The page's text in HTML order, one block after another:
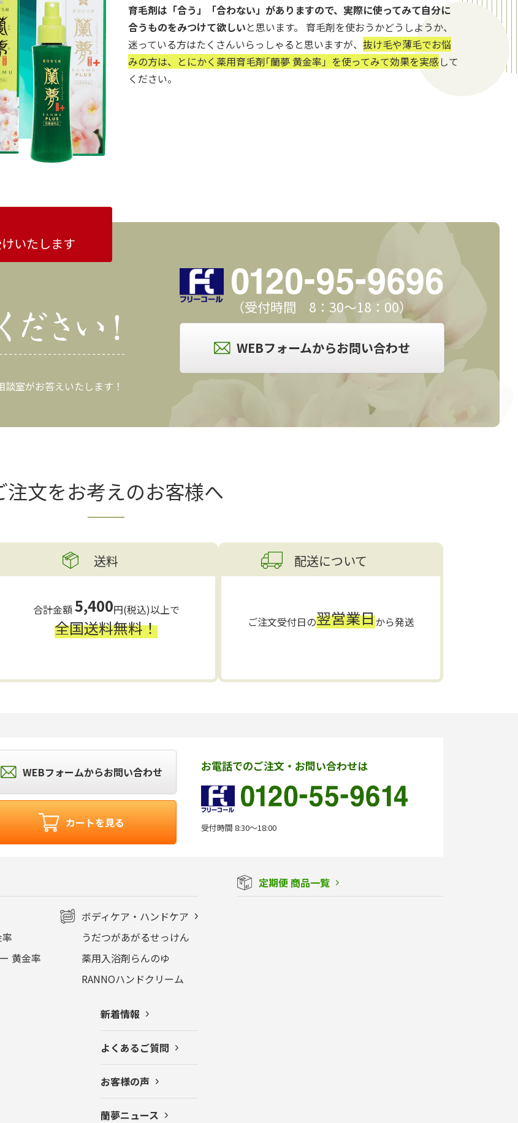
育毛剤は「合う」「合わない」がありますので、実際に使ってみて自分に
合うものをみつけて欲しいと思います。 育毛剤を使おうかどうしようか、
迷っている方はたくさんいらっしゃると思いますが、 抜け毛や薄毛でお悩
みの方は、とにかく薬用育毛剤｢蘭夢 黄金率」を使ってみて効果を実感して
ください。
いたします
室がお答えいたします！
（受付時間 8：30～18：00）
WEBフォームからお問い合わせ
注文をお考えのお客様へ
送料
合計金額5,400円(税込)以上で
全国送料無料！
配送について
ご注文受付日の翌営業日から発送
WEBフォームからお問い合わせ
カートを見る
お電話でのご注文・お問い合わせは
受付時間 8:30〜18:00
黄金率
ボディケア・ハンドケア
うだつがあがるせっけん
薬用入浴剤らんのゆ
RANNOハンドクリーム
新着情報
よくあるご質問
お客様の声
蘭夢ニュース
定期便 商品一覧